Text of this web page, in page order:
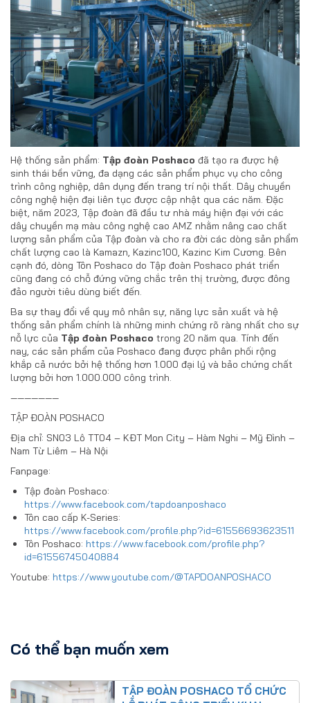
Có thể bạn muốn xem
TẬP ĐOÀN POSHACO TỔ CHỨC
Hệ thống sản phẩm: Tập đoàn Poshaco đã tạo ra được hệ
sinh thái bền vững, đa dạng các sản phẩm phục vụ cho công
trình công nghiệp, dân dụng đến trang trí nội thất. Dây chuyền
công nghệ hiện đại liên tục được cập nhật qua các năm. Đặc
biệt, năm 2023, Tập đoàn đã đầu tư nhà máy hiện đại với các
dây chuyền mạ màu công nghệ cao AMZ nhằm nâng cao chất
lượng sản phẩm của Tập đoàn và cho ra đời các dòng sản phẩm
chất lượng cao là Kamazn, Kazinc100, Kazinc Kim Cương. Bên
cạnh đó, dòng Tôn Poshaco do Tập đoàn Poshaco phát triển
cũng đang có chỗ đứng vững chắc trên thị trường, được đông
đảo người tiêu dùng biết đến.
Ba sự thay đổi về quy mô nhân sự, năng lực sản xuất và hệ
thống sản phẩm chính là những minh chứng rõ ràng nhất cho sự
nỗ lực của Tập đoàn Poshaco trong 20 năm qua. Tính đến
nay, các sản phẩm của Poshaco đang được phân phối rộng
khắp cả nước bởi hệ thống hơn 1.000 đại lý và bảo chứng chất
lượng bởi hơn 1.000.000 công trình.
———————
TẬP ĐOÀN POSHACO
Địa chỉ: SN03 Lô TT04 – KĐT Mon City – Hàm Nghi – Mỹ Đình –
Nam Từ Liêm – Hà Nội
Fanpage:
Tập đoàn Poshaco:
https://www.facebook.com/tapdoanposhaco
Tôn cao cấp K-Series:
https://www.facebook.com/profile.php?id=61556693623511
Tôn Poshaco: https://www.facebook.com/profile.php?
id=61556745040884
Youtube: https://www.youtube.com/@TAPDOANPOSHACO